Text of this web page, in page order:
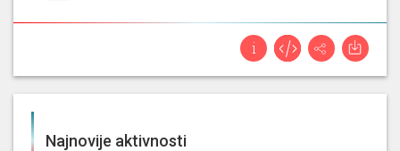
Najnovije aktivnosti